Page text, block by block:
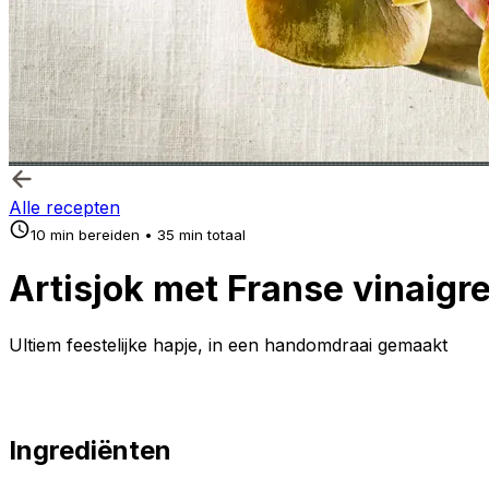
Alle recepten
10 min bereiden • 35 min totaal
Artisjok met Franse
Ultiem feestelijke hapje, in een handomdraai gemaakt
Ingrediënten